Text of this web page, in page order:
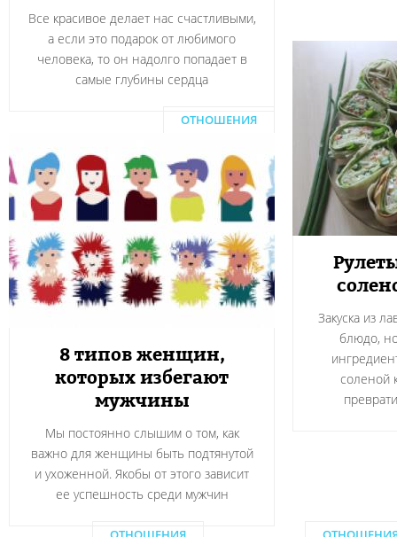
Все красивое делает нас счастливыми,
а если это подарок от любимого
человека, то он надолго попадает в
самые глубины сердца
Закуска из
блюдо,
соленой
ОТНОШЕНИЯ
8 типов женщин,
которых избегают
мужчины
Мы постоянно слышим о том, как
важно для женщины быть подтянутой
и ухоженной. Якобы от этого зависит
ее успешность среди мужчин